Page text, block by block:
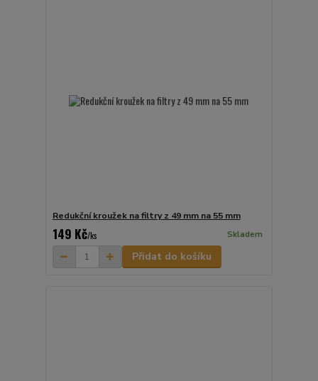
Redukční kroužek na filtry z 49 mm na 55 mm
149 Kč/ks Skladem
Přidat do košíku